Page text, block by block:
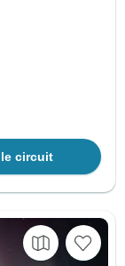
circuit